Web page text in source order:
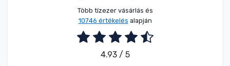
Több tízezer vásárlás és
10746 értékelés alapján
4.93 / 5